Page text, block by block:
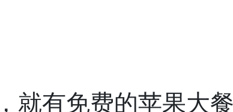
就有免费的苹果大